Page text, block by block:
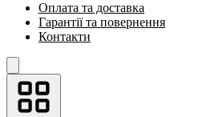
Оплата та доставка
Гарантії та повернення
Контакти